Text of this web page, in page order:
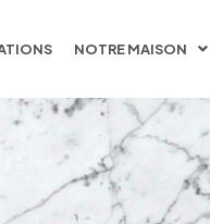
NOTRE MAISON